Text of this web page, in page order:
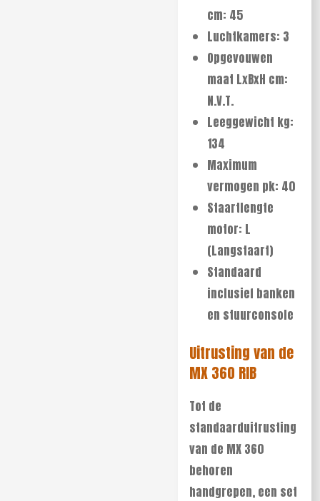
cm: 45
Luchtkamers: 3
Opgevouwen
maat LxBxH cm:
N.V.T.
Leeggewicht kg:
134
Maximum
vermogen pk: 40
Staartlengte
motor: L
(Langstaart)
Standaard
inclusief banken
en stuurconsole
Uitrusting van de
MX 360 RIB
Tot de
standaarduitrusting
van de MX 360
behoren
handgrepen, een set